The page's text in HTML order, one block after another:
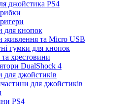
джойстика PS4
кнопок
та Micro USB
гумки для кнопок
хрестовини
DualShock 4
для джойстиків
для джойстиків
PS4